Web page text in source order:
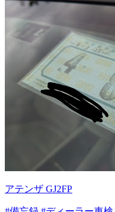
アテンザ GJ2FP